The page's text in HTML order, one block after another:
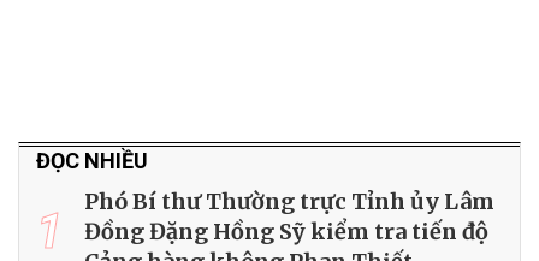
ĐỌC NHIỀU
1
Phó Bí thư Thường trực Tỉnh ủy Lâm
Đồng Đặng Hồng Sỹ kiểm tra tiến độ